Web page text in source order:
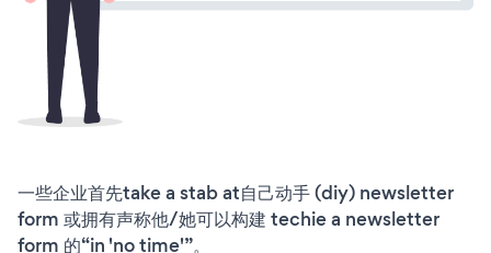
一些企业首先take a stab at自己动手 (diy) newsletter
form 或拥有声称他/她可以构建 techie a newsletter
form 的“in 'no time'”。